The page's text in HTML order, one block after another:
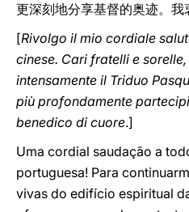
更深刻地分享基督的奥迹。我
[Rivolgo il mio cordiale
cinese. Cari fratelli e
intensamente il Triduo
più profondamente
benedico di cuore.]
Uma cordial saudação a
portuguesa! Para
vivas do edifício espiritual